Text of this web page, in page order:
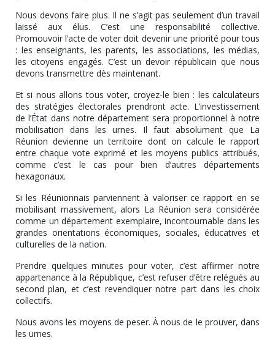
Nous devons faire plus. Il ne s’agit pas seulement d’un travail
laissé aux élus. C’est une responsabilité collective.
Promouvoir l’acte de voter doit devenir une priorité pour tous
: les enseignants, les parents, les associations, les médias,
les citoyens engagés. C’est un devoir républicain que nous
devons transmettre dès maintenant.
Et si nous allons tous voter, croyez-le bien : les calculateurs
des stratégies électorales prendront acte. L’investissement
de l’État dans notre département sera proportionnel à notre
mobilisation dans les urnes. Il faut absolument que La
Réuniondevienne un territoire dont on calcule le rapport
entre chaque vote exprimé et les moyens publics attribués,
comme c’est le cas pour bien d’autres départements
hexagonaux.
Si les Réunionnais parviennent à valoriser ce rapport en se
mobilisant massivement, alors La Réunion sera considérée
comme un département exemplaire, incontournable dans les
grandes orientations économiques, sociales, éducatives et
culturelles de la nation.
Prendre quelques minutes pour voter, c’estaffirmer notre
appartenance à la République, c’est refuser d’être relégués au
second plan, et c’est revendiquer notre part dans les choix
collectifs.
Nous avons les moyens de peser. À nous de le prouver, dans
les urnes.